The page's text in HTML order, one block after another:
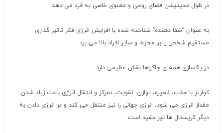
در طول مدیتیشن فضای روحی و معنوی خاصی به فرد می دهد
به عنوان “شفا دهنده” شناخته شده با افزایش انرژی فکر تاثیر گذاری
مستقیم شخص را بر محیط و سایر افراد بالا می برد
در پاکسازی همه ی چاکراها نقش عظیمی دارد
کوارتز با جذب، ذخیره، توازن، تقویت، تمرکز و انتقال انرژی باعث زیاد شدن
مقدار انرژی می شود، انرژی جهانی را نیز منتقل می کند و در انرژی دادن به
دیگر کریستال ها نیز مفید است.